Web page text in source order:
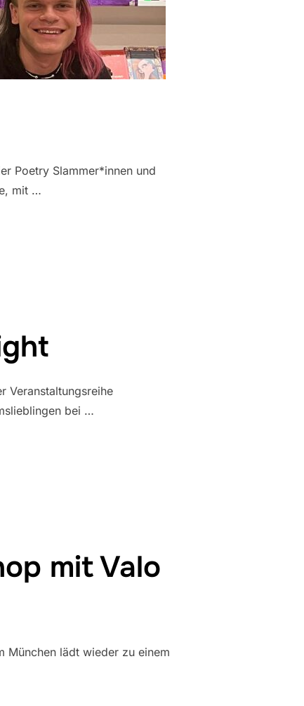
Poetry Slammer*innen und
mit …
Veranstaltungsreihe
bei …
mit Valo
München lädt wieder zu einem